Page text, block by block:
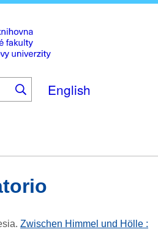
to
main
content
English
Digitalia
. Zwischen Himmel und Hölle :